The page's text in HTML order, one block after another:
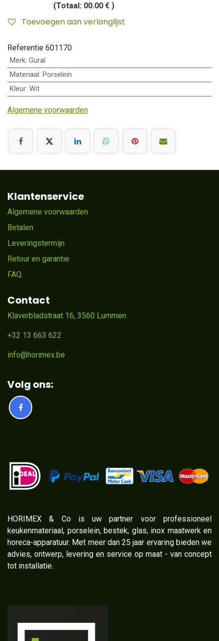
(Totaal: 00.00 € )
Toevoegen aan verlanglijst
Referentie 601170
Merk: Gural
Materiaal : Porselein
Kleur: Wit
Algemene voorwaarden
Klantenservice
Algemene voorwaarden
Betalen
Leveringstermijn
Retour en garantie
FAQ
Contact
Klaverbladstraat 16, 3560 Lummen
+32 13 663 622
info@horimex.be
Volg ons:
​HORIMEX & Co is uw partner voor professioneel
keukenmateriaal, porselein, bestek, glas, inox maatwerk en
horeca-apparatuur. Met meer dan 25 jaar ervaring bieden we
advies, ontwerp, levering en service op maat - van concept
tot installatie.